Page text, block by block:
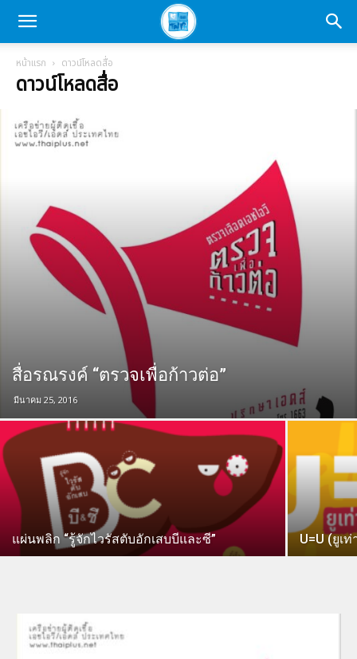
หน้าแรก ดาวน์โหลดสื่อ
ดาวน์โหลดสื่อ
สื่อรณรงค์ “ตรวจเพื่อก้าวต่อ”
มีนาคม 25, 2016
แผ่นพลิก “รู้จักไวรัสตับอักเสบบีและซี” U=U (ยูเ